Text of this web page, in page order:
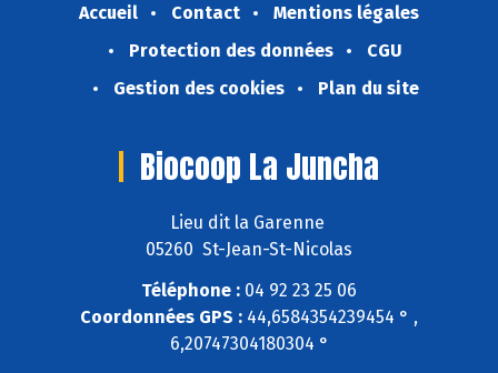
Accueil Contact
Mentions légales
Protection des données
CGU
Gestion des cookies
Plan du site
Biocoop La Juncha
Lieu dit la Garenne
05260 St-Jean-St-Nicolas
Téléphone : 04 92 23 25 06
Coordonnées GPS : 44,6584354239454 ° ,
6,20747304180304 °